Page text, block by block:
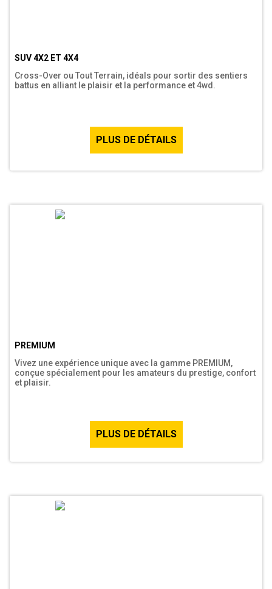
SUV 4X2 ET 4X4
Cross-Over ou Tout Terrain, idéals pour sortir des sentiers
battus en alliant le plaisir et la performance et 4wd.
PLUS DE DÉTAILS
PREMIUM
Vivez une expérience unique avec la gamme PREMIUM,
conçue spécialement pour les amateurs du prestige, confort
et plaisir.
PLUS DE DÉTAILS